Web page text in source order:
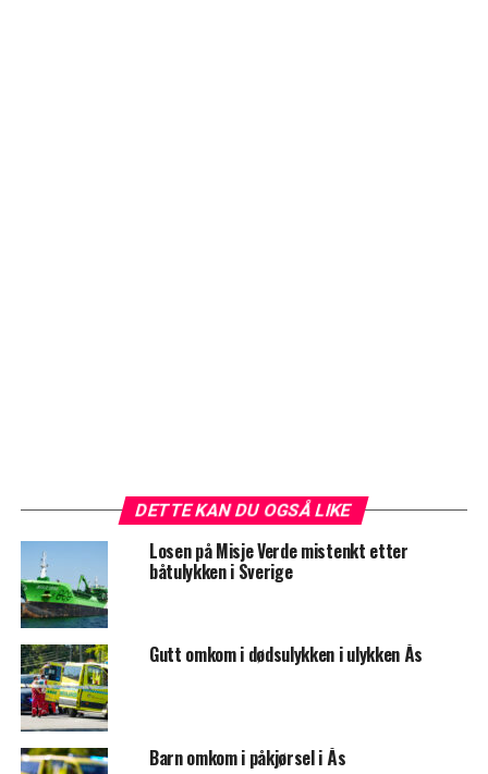
DETTE KAN DU OGSÅ LIKE
Losen på Misje Verde mistenkt etter
båtulykken i Sverige
Gutt omkom i dødsulykken i ulykken Ås
Barn omkom i påkjørsel i Ås